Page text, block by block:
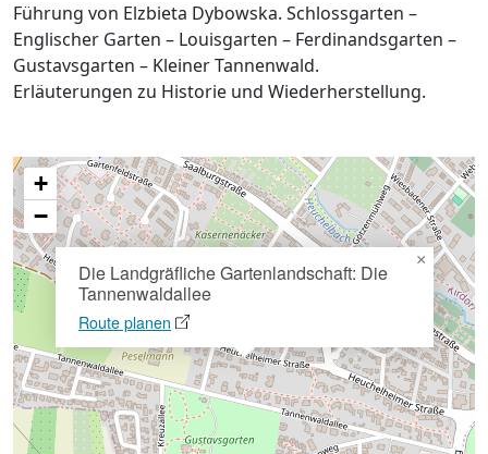
Führung von Elzbieta Dybowska. Schlossgarten –
Englischer Garten – Louisgarten – Ferdinandsgarten –
Gustavsgarten – Kleiner Tannenwald.
Erläuterungen zu Historie und Wiederherstellung.
Die Landgräfliche Gartenlandschaft: Die
Tannenwaldallee
Route planen
×
+
−